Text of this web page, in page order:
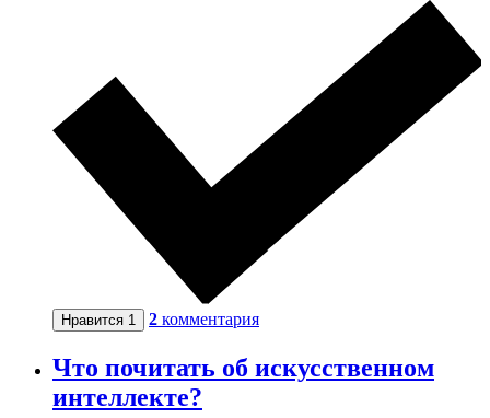
Нравится 1 2 комментария
Что почитать об искусственном
интеллекте?